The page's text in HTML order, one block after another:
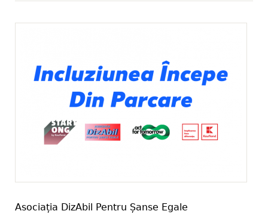
Asociația DizAbil Pentru Șanse Egale